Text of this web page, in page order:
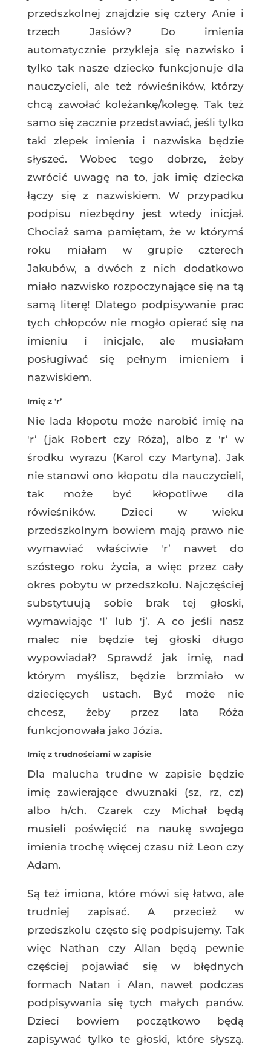
przedszkolnej znajdzie się cztery Anie i
trzech Jasiów? Do imienia
automatycznie przykleja się nazwisko i
tylko tak nasze dziecko funkcjonuje dla
nauczycieli, ale też rówieśników, którzy
chcą zawołać koleżankę/kolegę. Tak też
samo się zacznie przedstawiać, jeśli tylko
taki zlepek imienia i nazwiska będzie
słyszeć. Wobec tego dobrze, żeby
zwrócić uwagę na to, jak imię dziecka
łączy się z nazwiskiem. W przypadku
podpisu niezbędny jest wtedy inicjał.
Chociaż sama pamiętam, że w którymś
roku miałam w grupie czterech
Jakubów, a dwóch z nich dodatkowo
miało nazwisko rozpoczynające się na tą
samą literę! Dlatego podpisywanie prac
tych chłopców nie mogło opierać się na
imieniu i inicjale, ale musiałam
posługiwać się pełnym imieniem i
nazwiskiem.
Imię z 'r’
Nie lada kłopotu może narobić imię na
'r’ (jak Robert czy Róża), albo z 'r’ w
środku wyrazu (Karol czy Martyna). Jak
nie stanowi ono kłopotu dla nauczycieli,
tak może być kłopotliwe dla
rówieśników. Dzieci w wieku
przedszkolnym bowiem mają prawo nie
wymawiać właściwie 'r’ nawet do
szóstego roku życia, a więc przez cały
okres pobytu w przedszkolu. Najczęściej
substytuują sobie brak tej głoski,
wymawiając 'l’ lub 'j’. A co jeśli nasz
malec nie będzie tej głoski długo
wypowiadał? Sprawdź jak imię, nad
którym myślisz, będzie brzmiało w
dziecięcych ustach. Być może nie
chcesz, żeby przez lata Róża
funkcjonowała jako Józia.
Imię z trudnościami w zapisie
Dla malucha trudne w zapisie będzie
imię zawierające dwuznaki (sz, rz, cz)
albo h/ch. Czarek czy Michał będą
musieli poświęcić na naukę swojego
imienia trochę więcej czasu niż Leon czy
Adam.
Są też imiona, które mówi się łatwo, ale
trudniej zapisać. A przecież w
przedszkolu często się podpisujemy. Tak
więc Nathan czy Allan będą pewnie
częściej pojawiać się w błędnych
formach Natan i Alan, nawet podczas
podpisywania się tych małych panów.
Dzieci bowiem początkowo będą
zapisywać tylko te głoski, które słyszą.